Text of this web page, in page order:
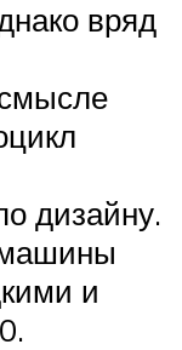
вряд
дизайну.
и